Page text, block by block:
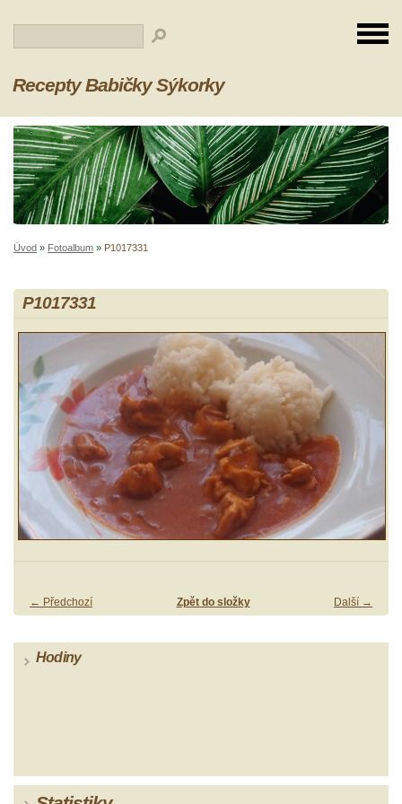
Recepty Babičky Sýkorky
Úvod » Fotoalbum » P1017331
P1017331
← Předchozí Další →
Zpět do složky
Hodiny